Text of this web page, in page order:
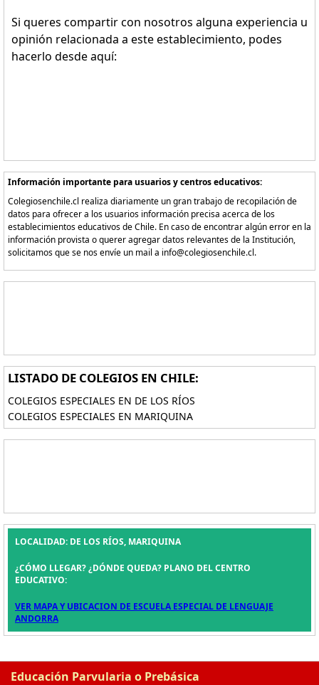
Si queres compartir con nosotros alguna experiencia u
opinión relacionada a este establecimiento, podes
hacerlo desde aquí:
Información importante para usuarios y centros educativos:
Colegiosenchile.cl realiza diariamente un gran trabajo de recopilación de
datos para ofrecer a los usuarios información precisa acerca de los
establecimientos educativos de Chile. En caso de encontrar algún error en la
información provista o querer agregar datos relevantes de la Institución,
solicitamos que se nos envíe un mail a info@colegiosenchile.cl.
LISTADO DE COLEGIOS EN CHILE:
COLEGIOS ESPECIALES EN DE LOS RÍOS
COLEGIOS ESPECIALES EN MARIQUINA
LOCALIDAD: DE LOS RÍOS, MARIQUINA
¿CÓMO LLEGAR? ¿DÓNDE QUEDA? PLANO DEL CENTRO
EDUCATIVO:
VER MAPA Y UBICACION DE ESCUELA ESPECIAL DE LENGUAJE
ANDORRA
Educación Parvularia o Prebásica